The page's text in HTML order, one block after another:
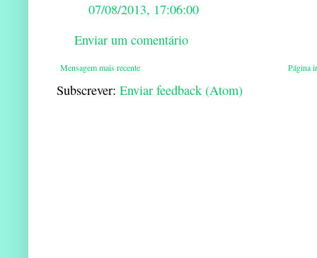
07/08/2013, 17:06:00
Enviar um comentário
Mensagem mais recente Página
Subscrever: Enviar feedback (Atom)